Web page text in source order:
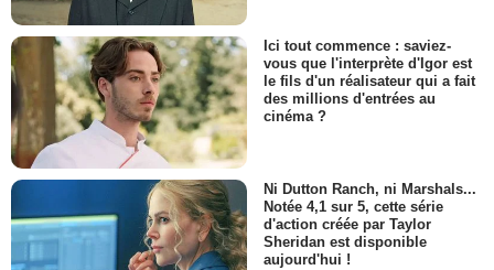
Ici tout commence : saviez-
vous que l'interprète d'Igor est
le fils d'un réalisateur qui a fait
des millions d'entrées au
cinéma ?
Ni Dutton Ranch, ni Marshals...
Notée 4,1 sur 5, cette série
d'action créée par Taylor
Sheridan est disponible
aujourd'hui !